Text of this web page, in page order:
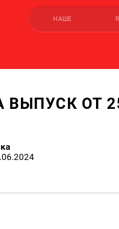
НАШЕ
ОТ